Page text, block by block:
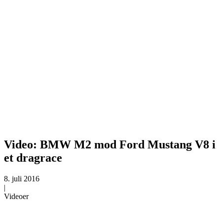
Video: BMW M2 mod Ford Mustang V8 i
et dragrace
8. juli 2016
|
Videoer